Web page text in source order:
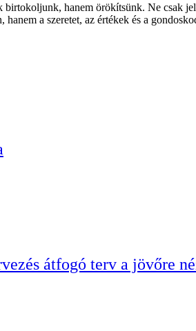
hanem örökítsünk. Ne csak
a szeretet, az értékek és a
átfogó terv a jövőre